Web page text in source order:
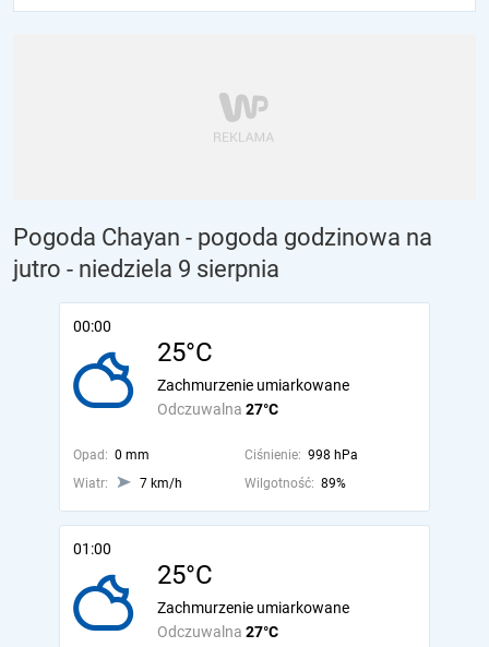
Pogoda Chayan - pogoda godzinowa na
jutro - niedziela 9 sierpnia
00:00
25°C
Odczuwalna 27°C
Zachmurzenie umiarkowane
Opad: 0 mm Ciśnienie: 998 hPa
Wiatr:
7 km/h Wilgotność: 89%
01:00
25°C
Odczuwalna 27°C
Zachmurzenie umiarkowane